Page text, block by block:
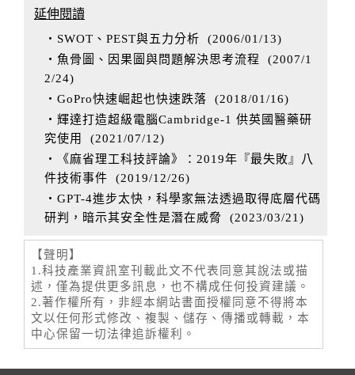
延伸閱讀
‧SWOT、PEST與五力分析 (2006/01/13)
‧魚骨圖、因果圖與問題解決思考流程
(2007/1
2/24)
‧GoPro快速崛起也快速跌落 (2018/01/16)
‧輝達打造超級電腦Cambridge-1 供英國醫藥研
究使用
(2021/07/12)
‧《麻省理工科技評論》：2019年『最失敗』八
件技術事件 (2019/12/26)
‧GPT-4進步太快，科學家無法透過取得底層代碼
研判，暗示其安全性是潛在威脅
(2023/03/21 )
【聲明】
1.科技產業資訊室刊載此文不代表同意其說法或描
述，僅為提供更多訊息，也不構成任何投資建議。
2.著作權所有，非經本網站書面授權同意不得將本
文以任何形式修改、複製、儲存、傳播或轉載，本
中心保留一切法律追訴權利。